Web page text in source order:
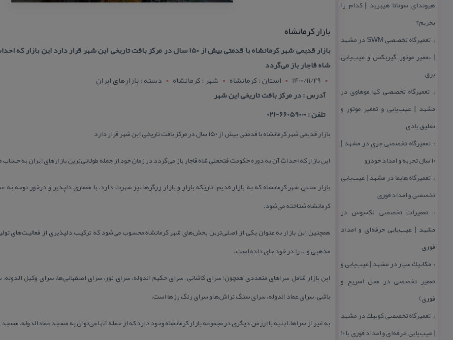
هیوندای سوناتا هیبرید | كدام را
بخریم؟
::
تعمیرگاه تخصصی SWM در مشهد
| تعمیر موتور، گیربكس و عیب‌یابی
برق
:: تعمیرگاه تخصصی كیا موهاوی در
مشهد | عیب‌یابی و تعمیر موتور و
تعلیق بادی
:: تعمیرگاه تخصصی چری در مشهد |
۱۰ سال تجربه و امداد خودرو
:: تعمیرگاه هایما در مشهد | عیب‌یابی
تخصصی و امداد فوری
:: تعمیرات تخصصی لكسوس در
مشهد | عیب‌یابی حرفه‌ای و امداد
فوری
:: مكانیك سیار در مشهد | عیب‌یابی و
تعمیر تخصصی در محل (سریع و
فوری)
:: تعمیرگاه تخصصی كوییك در مشهد
| عیب‌یابی حرفه‌ای و امداد فوری با ۱۰
بازار كرمانشاه
بازار قدیمی شهر كرمانشاه با قدمتی بیش از ۱۵۰ سال در مركز بافت تاریخی این شهر قرار دارد
شاه قاجار باز می‌گردد
1400/11/29
استان : کرمانشاه شهر : کرمانشاه
دسته : بازارهای ایران
آدرس : در مركز بافت تاریخی این شهر
تلفن : 66059000-021
بازار قدیمی شهر كرمانشاه با قدمتی بیش از ۱۵۰ سال در مركز بافت تاریخی این شهر قرار دارد
این بازار كه احداث آن به دوره حكومت فتحعلی شاه قاجار باز می‌گردد در زمان خود از جمله طولانی‌ترین بازار‌های ایران به
بازار سنتی شهر كرمانشاه كه به بازار قدیم، تاریكه بازار و بازار زرگرها نیز شهرت دارد، با معماری دلپذیر و درخور توجه
كرمانشاه شناخته می‌شود.
همچنین این بازار به عنوان یكی از اصلی‌ترین بخش‌های شهر كرمانشاه محسوب می‌شود كه تركیب دلپذیری از فعالیت‌های
مذهبی و … را در خود جای داده است.
این بازار شامل سراهای متعددی همچون؛ سرای كاشانی، سرای حكیم الدوله، سرای نور، سرای اصفهانی‌ها، سرای وكیل
باشی، سرای عماد الدوله، سرای سنگ تراش‌ها و سرای رنگ رزها است.
به غیر از سراها، ابنیه با ارزش دیگری در مجموعه بازار كرمانشاه وجود دارد كه از جمله آنها می‌توان به مسجد عمادالدوله،